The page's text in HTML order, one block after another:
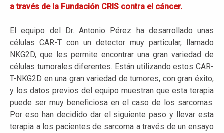
a través de la Fundación CRIS contra el cáncer.
El equipo del Dr. Antonio Pérez ha desarrollado unas
células CAR-T con un detector muy particular, llamado
NKG2D, que les permite encontrar una gran variedad de
células tumorales diferentes. Están utilizando estos CAR-
T-NKG2D en una gran variedad de tumores, con gran éxito,
y los datos previos del equipo muestran que esta terapia
puede ser muy beneficiosa en el caso de los sarcomas.
Por eso han decidido dar el siguiente paso y llevar esta
terapia a los pacientes de sarcoma a través de un ensayo